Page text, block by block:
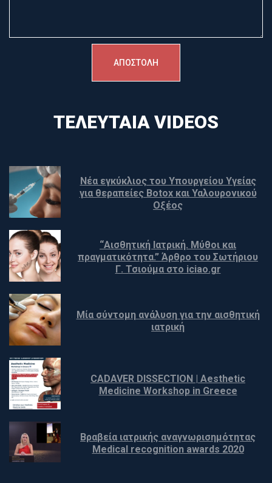
ΤΕΛΕΥΤΑΊΑ VIDEOS
Νέα εγκύκλιος του Υπουργείου Υγείας
για θεραπείες Botox και Υαλουρονικού
Οξέος
“Αισθητική Ιατρική. Μύθοι και
πραγματικότητα.” Άρθρο του Σωτήριου
Γ. Τσιούμα στο iciao.gr
Μία σύντομη ανάλυση για την αισθητική
ιατρική
CADAVER DISSECTION | Aesthetic
Medicine Workshop in Greece
Βραβεία ιατρικής αναγνωρισημότητας
Medical recognition awards 2020